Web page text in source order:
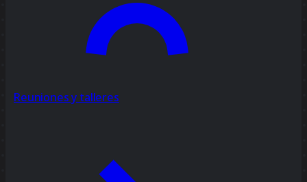
Reuniones y talleres